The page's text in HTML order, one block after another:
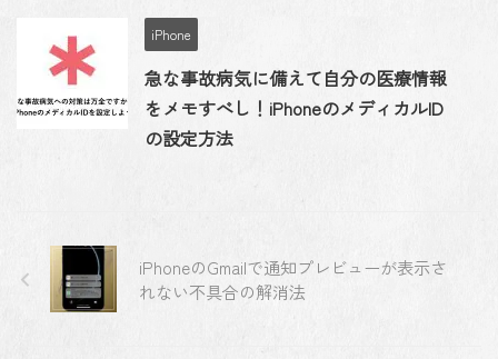
iPhone
急な事故病気に備えて自分の医療情報
をメモすべし！iPhoneのメディカルID
の設定方法
iPhoneのGmailで通知プレビューが表示さ
れない不具合の解消法